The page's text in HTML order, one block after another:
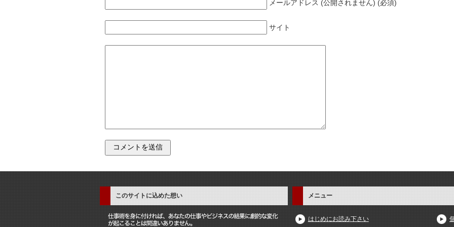
メールアドレス (公開されません) (必須)
サイト
このサイトに込めた想い メニュー
はじめにお読み下さい